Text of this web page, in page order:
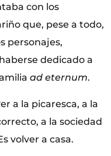
con los
que, pese a todo,
personajes,
dedicado a
ad eternum.
a la picaresca, a la
a la sociedad
volver a casa.